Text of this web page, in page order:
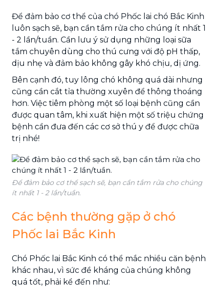
Để đảm bảo cơ thể của chó Phốc lai chó Bắc Kinh
luôn sạch sẽ, bạn cần tắm rửa cho chúng ít nhất 1
- 2 lần/tuần. Cần lưu ý sử dụng những loại sữa
tắm chuyên dùng cho thú cưng với độ pH thấp,
dịu nhẹ và đảm bảo không gây khó chịu, dị ứng.
Bên cạnh đó, tuy lông chó không quá dài nhưng
cũng cần cắt tỉa thường xuyên để thông thoáng
hơn. Việc tiêm phòng một số loại bệnh cũng cần
được quan tâm, khi xuất hiện một số triệu chứng
bệnh cần đưa đến các cơ sở thú y để được chữa
trị nhé!
Để đảm bảo cơ thể sạch sẽ, bạn cần tắm rửa cho chúng
ít nhất 1 - 2 lần/tuần.
Các bệnh thường gặp ở chó
Phốc lai Bắc Kinh
Chó Phốc lai Bắc Kinh có thể mắc nhiều căn bệnh
khác nhau, vì sức đề kháng của chúng không
quá tốt, phải kể đến như: